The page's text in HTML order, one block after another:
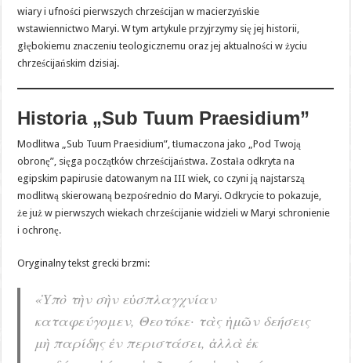
wiary i ufności pierwszych chrześcijan w macierzyńskie
wstawiennictwo Maryi. W tym artykule przyjrzymy się jej historii,
głębokiemu znaczeniu teologicznemu oraz jej aktualności w życiu
chrześcijańskim dzisiaj.
Historia „Sub Tuum Praesidium”
Modlitwa „Sub Tuum Praesidium”, tłumaczona jako „Pod Twoją
obronę”, sięga początków chrześcijaństwa. Została odkryta na
egipskim papirusie datowanym na III wiek, co czyni ją najstarszą
modlitwą skierowaną bezpośrednio do Maryi. Odkrycie to pokazuje,
że już w pierwszych wiekach chrześcijanie widzieli w Maryi schronienie
i ochronę.
Oryginalny tekst grecki brzmi:
«Ὑπὸ τὴν σὴν εὐσπλαγχνίαν
καταφεύγομεν, Θεοτόκε· τὰς ἡμῶν δεήσεις
μὴ παρίδης ἐν περιστάσει, ἀλλὰ ἐκ